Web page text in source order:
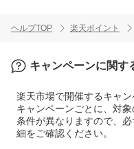
ヘルプTOP 楽天ポイント
キャンペーンに関す
楽天市場で開催するキャン
キャンペーンごとに、対
条件が異なりますので、
細をご確認ください。